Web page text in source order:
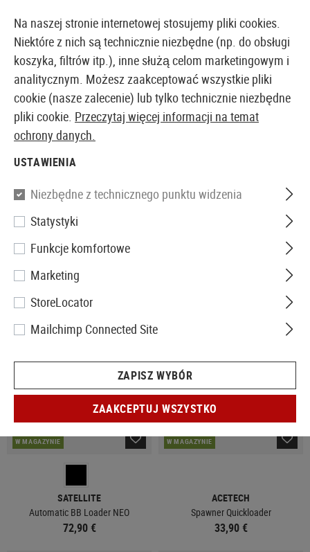
EUROPEJSKI AIRSOFT SKLEP I HURTOWNIA
Strona główna
32 Produkty
W MAGAZYNIE
SATELLITE
Automatic BB Loader NEO
72,90 €
W MAGAZYNIE
ACETECH
Spawner Quickloader
33,90 €
Na naszej stronie internetowej stosujemy pliki cookies.
Niektóre z nich są technicznie niezbędne (np. do obsługi
koszyka, filtrów itp.), inne służą celom marketingowym i
analitycznym. Możesz zaakceptować wszystkie pliki
cookie (nasze zalecenie) lub tylko technicznie niezbędne
pliki cookie. Przeczytaj więcej informacji na temat
ochrony danych.
USTAWIENIA
Niezbędne z technicznego punktu widzenia
Statystyki
Funkcje komfortowe
Marketing
StoreLocator
Mailchimp Connected Site
ZAPISZ WYBÓR
ZAAKCEPTUJ WSZYSTKO